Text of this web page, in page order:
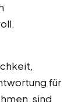
für
sind